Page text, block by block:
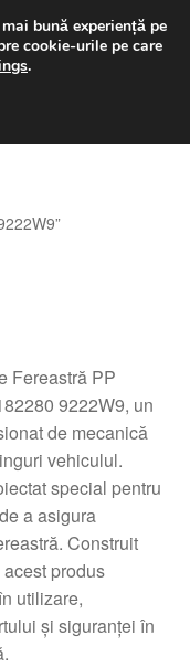
229 6816
Fereastră PP
9222W9, un
de mecanică
vehiculul.
special pentru
a asigura
Construit
produs
utilizare,
și siguranței în
bună experiență pe
cookie-urile pe care
.